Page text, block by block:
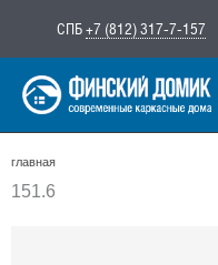
содержимому
СПБ+7 (812) 317-7-157
главная
151.6